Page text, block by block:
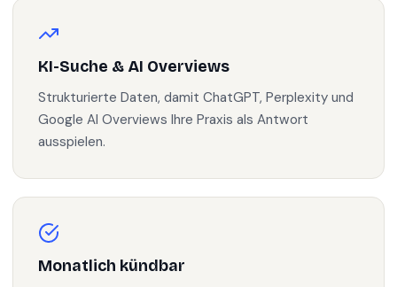
KI-Suche & AI Overviews
Strukturierte Daten, damit ChatGPT, Perplexity und
Google AI Overviews Ihre Praxis als Antwort
ausspielen.
Monatlich kündbar